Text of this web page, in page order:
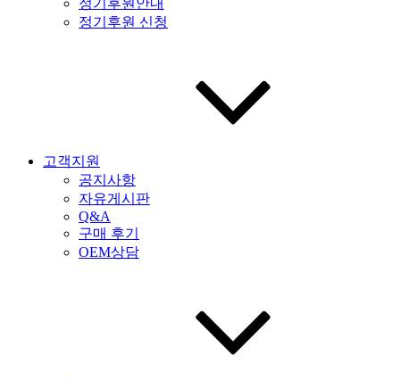
정기후원 신청
고객지원
공지사항
자유게시판
Q&A
구매 후기
OEM상담